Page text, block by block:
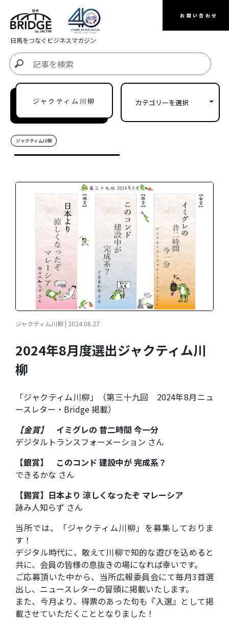
お問い合わせ
日馬をつなぐビジネスマガジン
ジャクティム川柳
ジャクティム川柳
ジャクティム川柳 | 2024.08.27
2024年8月度選出ジャクティム川
柳
「ジャクティム川柳」（第三十九回 2024年8月ニュ
ースレター・Bridge 掲載）
【金賞】
イミグレの 昔二時間 今一分
デジタルトランスフォーメーション さん
【銀賞】 このコンド 建設中が 完成系？
できるかな さん
【錫賞】日本より 涼しくなったぞ マレーシア
詠み人知らず さん
当所では、「ジャクティム川柳」を募集しておりま
す！
デジタル時代に、敢えて川柳で知的な遊びを込めると
共に、会員の皆様の息抜きの場になれば幸いです。
ご応募頂いた中から、当所広報委員会にて毎月3首選
出し、ニュースレターの冒頭に掲載いたします。
また、今月より、得票のあった句も『入選』として掲
載させていただくこととなりました！